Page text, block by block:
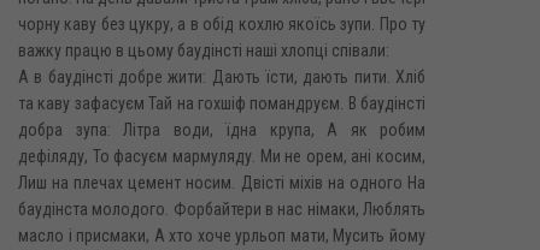
чорну каву без цукру, а в обід кохлю якоїсь зупи. Про ту
важку працю в цьому баудінсті наші хлопці співали:
А в баудінсті добре жити: Дають їсти, дають пити. Хліб
та каву зафасуєм Тай на гохшіф помандруєм. В баудінсті
добра зупа: Літра води, їдна крупа, А як робим
дефіляду, То фасуєм мармуляду. Ми не орем, ані косим,
Лиш на плечах цемент носим. Двісті міхів на одного На
баудінста молодого. Форбайтери в нас німаки, Люблять
масло і присмаки, А хто хоче урльоп мати, Мусить йому